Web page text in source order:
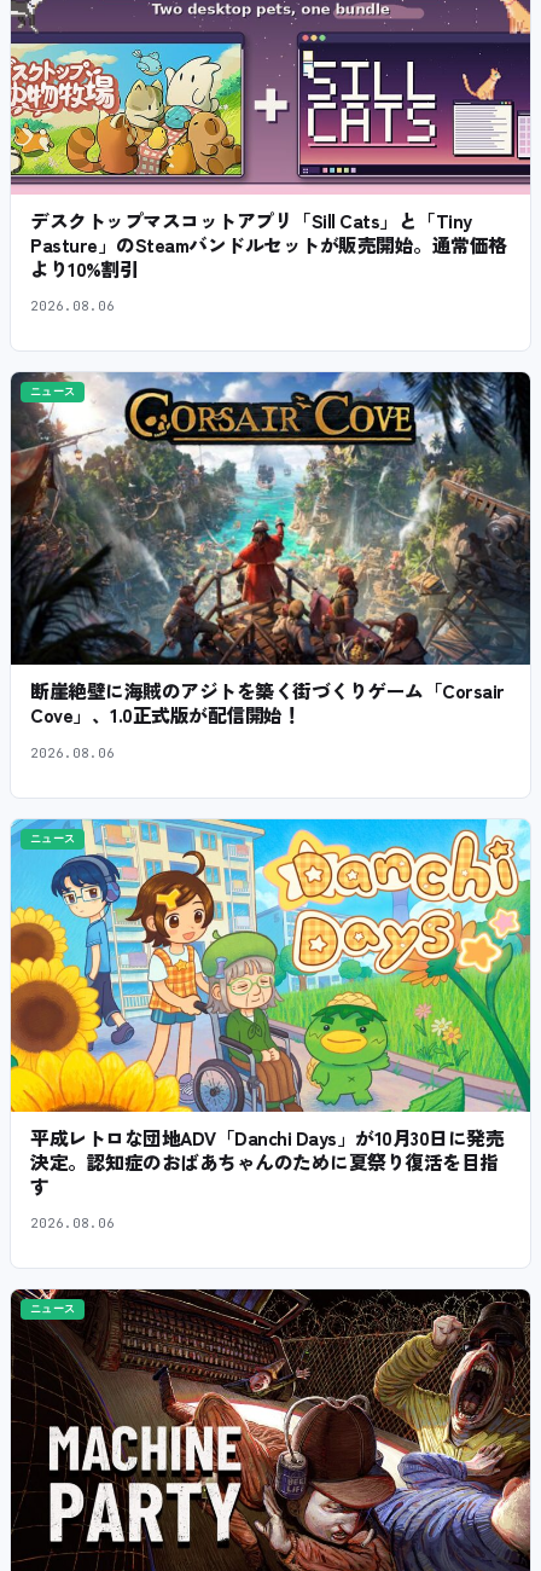
デスクトップマスコットアプリ「Sill Cats」と「Tiny
Pasture」のSteamバンドルセットが販売開始。通常価格
より10%割引
2026.08.06
ニュース
断崖絶壁に海賊のアジトを築く街づくりゲーム「Corsair
Cove」、1.0正式版が配信開始！
2026.08.06
ニュース
平成レトロな団地ADV「Danchi Days」が10月30日に発売
決定。認知症のおばあちゃんのために夏祭り復活を目指
す
2026.08.06
ニュース